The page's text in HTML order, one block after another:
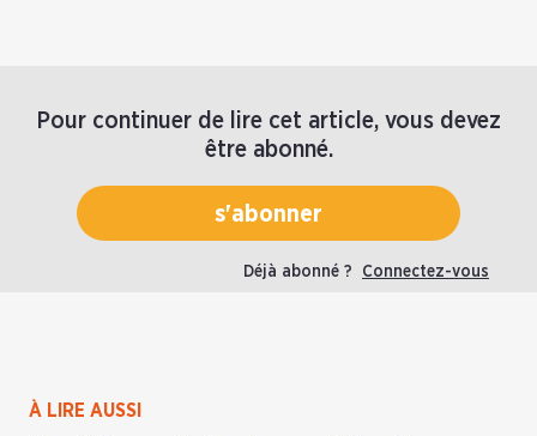
Pour continuer de lire cet article, vous devez
être abonné.
s'abonner
Déjà abonné ? Connectez-vous
À LIRE AUSSI